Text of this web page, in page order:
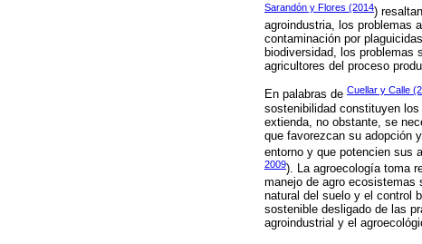
Sarandón y Flores (2014)
agroindustria, los problemas
contaminación por
biodiversidad, los
agricultores del proceso
En palabras de Cuellar y Calle
sostenibilidad constituyen
extienda, no obstante, se
que favorezcan su adopción
entorno y que potencien sus
2009). La agroecología toma
manejo de agro ecosistemas
natural del suelo y el control
sostenible desligado de las
agroindustrial y el